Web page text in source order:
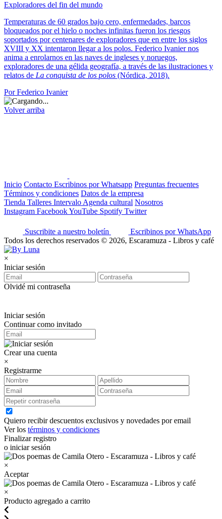
Exploradores del fin del mundo
Temperaturas de 60 grados bajo cero, enfermedades, barcos
bloqueados por el hielo o noches infinitas fueron los riesgos
soportados por centenares de exploradores que en entre los siglos
XVIII y XX intentaron llegar a los polos. Federico Ivanier nos
anima a enrolarnos en las naves de ingleses y noruegos,
exploradores de una gélida geografía, a través de las ilustraciones y
relatos de La conquista de los polos (Nórdica, 2018).
Por Federico Ivanier
Volver arriba
Inicio Contacto Escribinos por Whatsapp Preguntas frecuentes
Términos y condiciones Datos de la empresa
Tienda Talleres Intervalo Agenda cultural Nosotros
Instagram FacebookYouTube Spotify Twitter
Suscribite a nuestro boletín
Escribinos por WhatsApp
Todos los derechos reservados © 2026, Escaramuza - Libros y café
×
Iniciar sesión
Olvidé mi contraseña
Iniciar sesión
Continuar como invitado
Crear una cuenta
×
Registrarme
Quiero recibir descuentos exclusivos y novedades por email
Ver los términos y condiciones
Finalizar registro
o iniciar sesión
×
Aceptar
×
Producto agregado a carrito